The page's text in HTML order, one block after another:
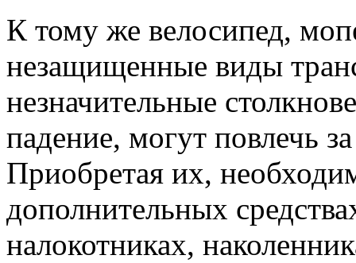
К тому же велосипед,
незащищенные виды
незначительные
падение, могут повлечь
Приобретая их,
дополнительных
налокотниках,